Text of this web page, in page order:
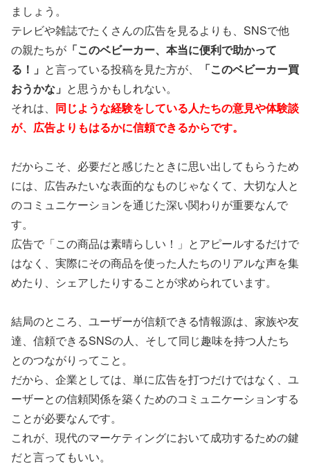
ましょう。
テレビや雑誌でたくさんの広告を見るよりも、SNSで他
の親たちが 「このベビーカー、本当に便利で助かって
る！」 と言っている投稿を見た方が、
「このベビーカー買
おうかな」 と思うかもしれない。
それは、 同じような経験をしている人たちの意見や体験談
が、広告よりもはるかに信頼できるからです。
だからこそ、必要だと感じたときに思い出してもらうため
には、広告みたいな表面的なものじゃなくて、大切な人と
のコミュニケーションを通じた深い関わりが重要なんで
す。
広告で「この商品は素晴らしい！」とアピールするだけで
はなく、実際にその商品を使った人たちのリアルな声を集
めたり、シェアしたりすることが求められています。
結局のところ、ユーザーが信頼できる情報源は、家族や友
達、信頼できるSNSの人、そして同じ趣味を持つ人たち
とのつながりってこと。
だから、企業としては、単に広告を打つだけではなく、ユ
ーザーとの信頼関係を築くためのコミュニケーションする
ことが必要なんです。
これが、現代のマーケティングにおいて成功するための鍵
だと言ってもいい。